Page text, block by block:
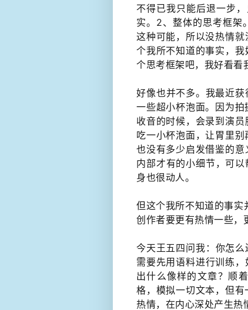
不得已我只能后退一步
实。2、整体的​思考框架
这种可能，所以没热情
个我所不知道的事实，
个思考框架吧，我好看看
好像也并不多。我最近
一些超小杯泡面。因为
收音的时候，会录到演
吃一小杯泡面，让胃里别
也没有多少启发借鉴的
内部​才有的​小细节，可
身也很​动人。
但这个我所不知道的事
创作者要更有热情一些，
今天王五四问我​：你怎
需要先用语料进行训练
出什么像样的文章​？顺
格，模拟一切文本，但
热情，在内心深处产生热